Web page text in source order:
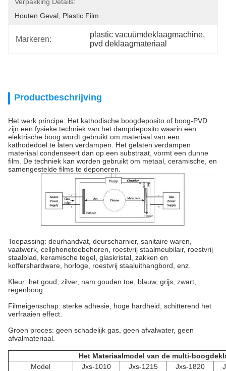
Houten Geval, Plastic Film
Markeren:
plastic vacuümdeklaagmachine,
pvd deklaagmateriaal
Productbeschrijving
Het werk principe: Het kathodische boogdeposito of boog-PVD
zijn een fysieke techniek van het dampdeposito waarin een
elektrische boog wordt gebruikt om materiaal van een
kathodedoel te laten verdampen. Het gelaten verdampen
materiaal condenseert dan op een substraat, vormt een dunne
film. De techniek kan worden gebruikt om metaal, ceramische, en
samengestelde films te deponeren.
Toepassing: deurhandvat, deurscharnier, sanitaire waren,
vaatwerk, cellphonetoebehoren, roestvrij staalmeubilair, roestvrij
staalblad, keramische tegel, glaskristal, zakken en
koffershardware, horloge, roestvrij staaluithangbord, enz.
Kleur: het goud, zilver, nam gouden toe, blauw, grijs, zwart,
regenboog.
Filmeigenschap: sterke adhesie, hoge hardheid, schitterend het
verfraaien effect.
Groen proces: geen schadelijk gas, geen afvalwater, geen
afvalmateriaal.
Het Materiaalmodel van de multi-
Model
Jxs-1010 Jxs-1215 Jxs-1820